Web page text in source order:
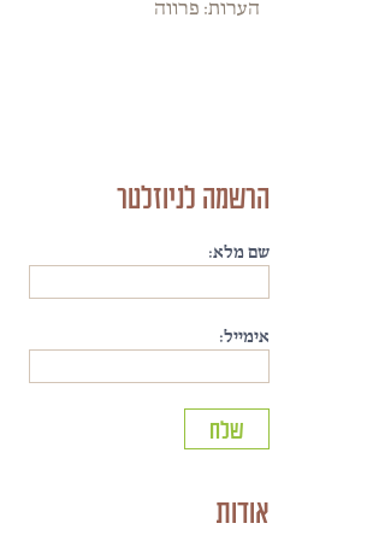
הערות: פרווה
הרשמה לניוזלטר
שם מלא:
אימייל:
אודות